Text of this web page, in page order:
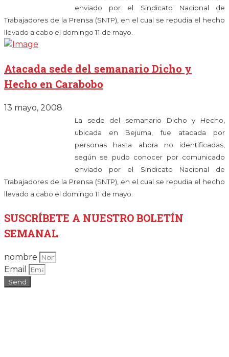
enviado por el Sindicato Nacional de
Trabajadores de la Prensa (SNTP), en el cual se repudia el hecho
llevado a cabo el domingo 11 de mayo.
Atacada sede del semanario Dicho y
Hecho en Carabobo
13 mayo, 2008
La sede del semanario Dicho y Hecho,
ubicada en Bejuma, fue atacada por
personas hasta ahora no identificadas,
según se pudo conocer por comunicado
enviado por el Sindicato Nacional de
Trabajadores de la Prensa (SNTP), en el cual se repudia el hecho
llevado a cabo el domingo 11 de mayo.
SUSCRÍBETE A NUESTRO BOLETÍN
SEMANAL
nombre
Email
Send